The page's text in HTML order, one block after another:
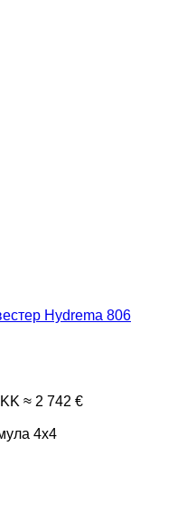
Hydrema 806
≈ 2 742 €
4x4